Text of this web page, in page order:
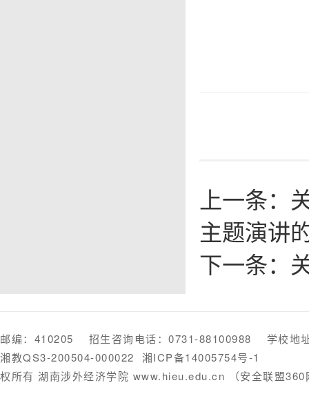
上一条：
主题演讲
下一条：
邮编：410205 招生咨询电话：0731-88100988 学校地址
湘教QS3-200504-000022 湘ICP备14005754号-1
权所有 湖南涉外经济学院 www.hieu.edu.cn （安全联盟360